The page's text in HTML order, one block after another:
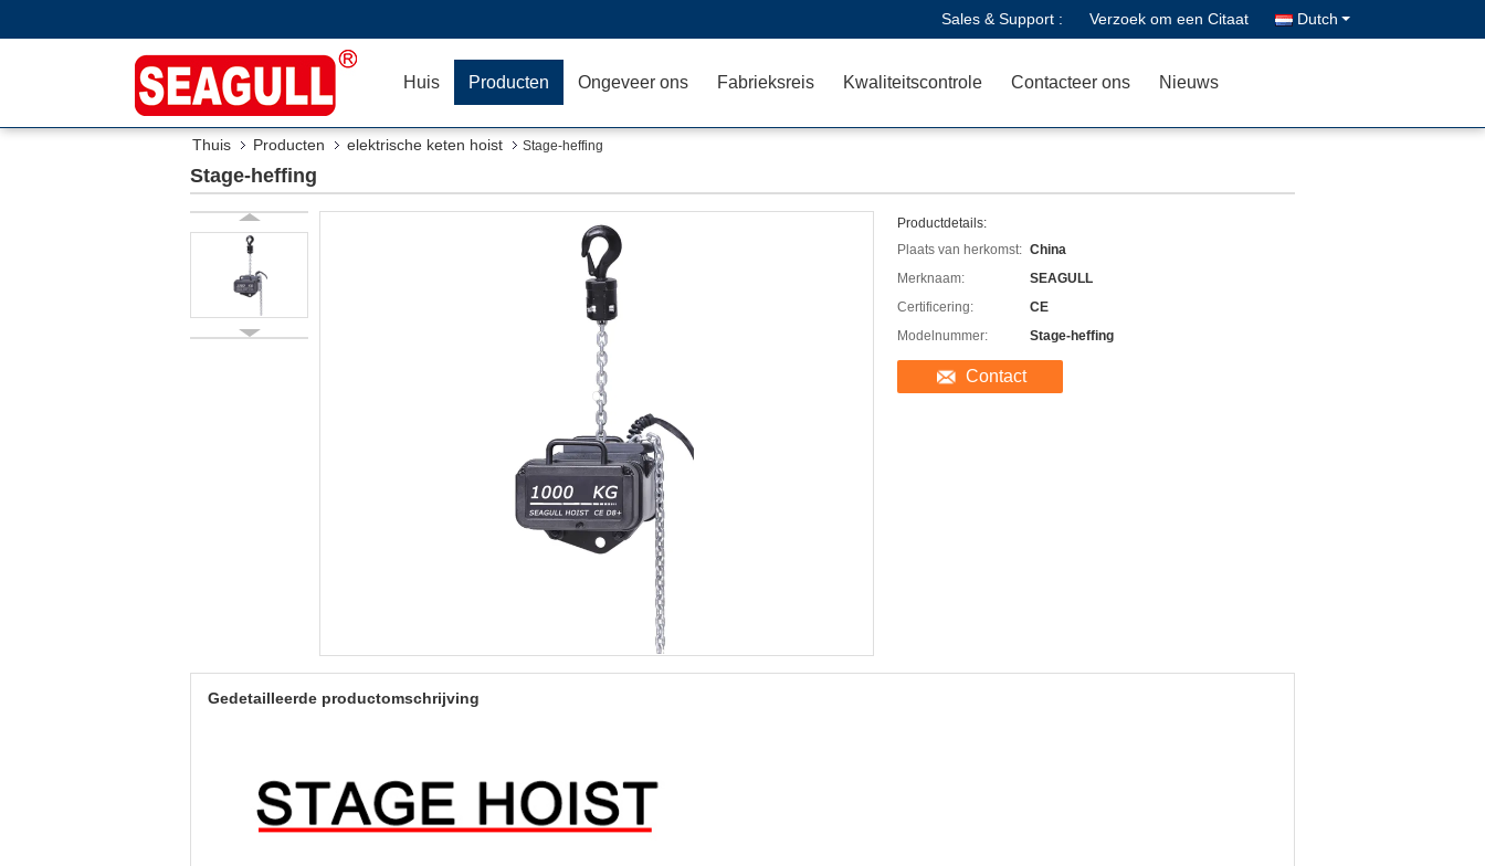
Sales & Support : Verzoek om een Citaat Dutch
Huis Producten Ongeveer ons Fabrieksreis Kwaliteitscontrole Contacteer ons Nieuws
Thuis Producten elektrische keten hoist Stage-heffing
Stage-heffing
Productdetails:
Plaats van herkomst: China
Merknaam:
SEAGULL
Certificering:
CE
Modelnummer:
Stage-heffing
Contact
Gedetailleerde productomschrijving